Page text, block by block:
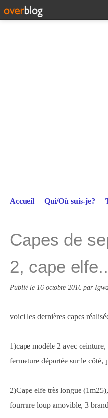
Accueil Qui/Où suis-je?
Capes de
2, cape
Publié le 16 octobre 2016 par
voici les dernières capes
1)cape modèle 2 avec
fermeture déportée sur le côté,
2)Cape elfe très longue
fourrure loup amovible, 3